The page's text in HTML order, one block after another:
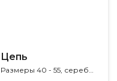
Цепь
Размеры 40 - 55, серебро 925